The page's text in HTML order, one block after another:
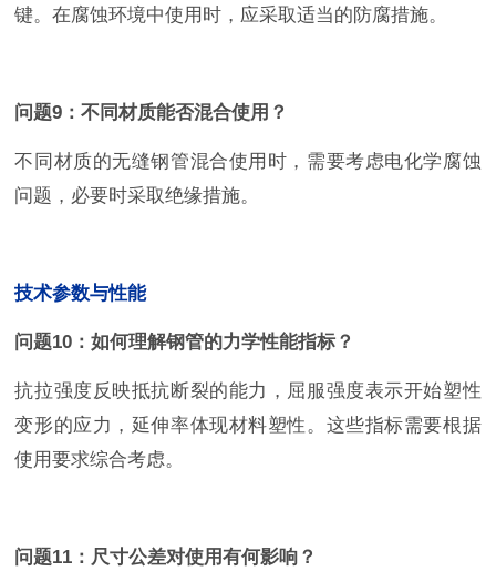
键。在腐蚀环境中使用时，应采取适当的防腐措施。
问题9：不同材质能否混合使用？
不同材质的无缝钢管混合使用时，需要考虑电化学腐蚀
问题，必要时采取绝缘措施。
技术参数与性能
问题10：如何理解钢管的力学性能指标？
抗拉强度反映抵抗断裂的能力，屈服强度表示开始塑性
变形的应力，延伸率体现材料塑性。这些指标需要根据
使用要求综合考虑。
问题11：尺寸公差对使用有何影响？